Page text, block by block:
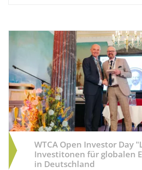
WTCA Open Investor Day
Investitonen für globalen
in Deutschland